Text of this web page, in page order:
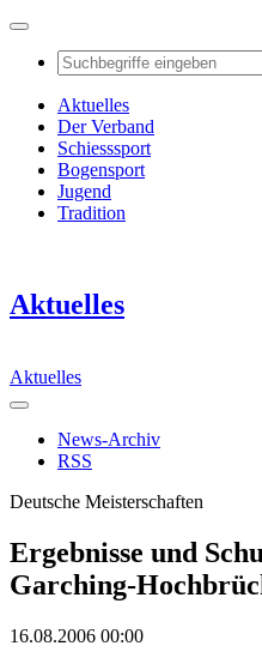
Aktuelles
Der Verband
Schiesssport
Bogensport
Jugend
Tradition
Aktuelles
Aktuelles
News-Archiv
RSS
Deutsche Meisterschaften
Ergebnisse und
Garching-
16.08.2006 00:00